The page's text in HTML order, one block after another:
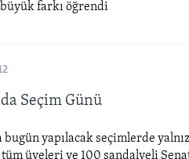
farkı öğrendi
Seçim Günü
yapılacak seçimlerde
üyeleri ve 100 sandalyeli